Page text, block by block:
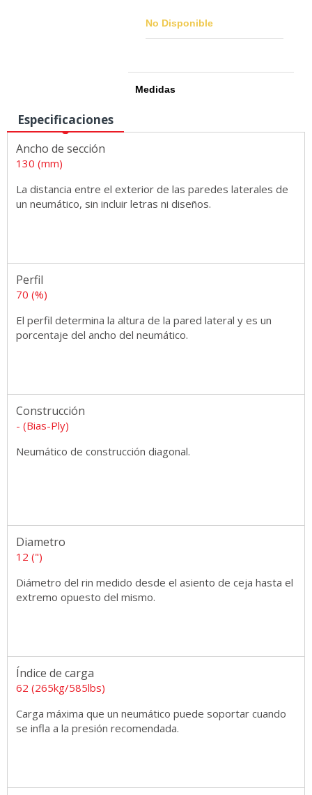
No Disponible
Medidas
Especificaciones
Ancho de sección
130 (mm)
La distancia entre el exterior de las paredes laterales de
un neumático, sin incluir letras ni diseños.
Perfil
70 (%)
El perfil determina la altura de la pared lateral y es un
porcentaje del ancho del neumático.
Construcción
- (Bias-Ply)
Neumático de construcción diagonal.
Diametro
12 (")
Diámetro del rin medido desde el asiento de ceja hasta el
extremo opuesto del mismo.
Índice de carga
62 (265kg/585lbs)
Carga máxima que un neumático puede soportar cuando
se infla a la presión recomendada.